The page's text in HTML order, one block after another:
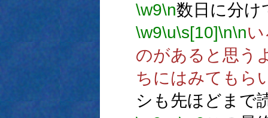
\w9\n数日に分け
\w9\u\s[10]\n\n
のがあると思う
ちにはみてもら
シも先ほどまで